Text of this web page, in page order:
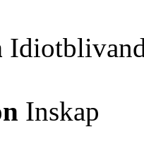
Inskap